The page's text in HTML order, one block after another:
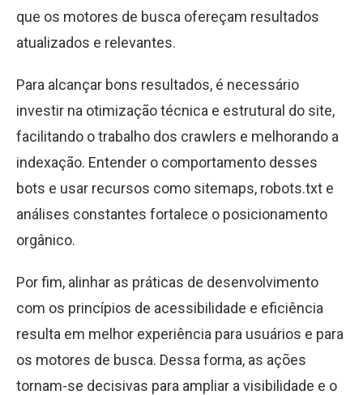
que os motores de busca ofereçam resultados
atualizados e relevantes.
Para alcançar bons resultados, é necessário
investir na otimização técnica e estrutural do site,
facilitando o trabalho dos crawlers e melhorando a
indexação. Entender o comportamento desses
bots e usar recursos como sitemaps, robots.txt e
análises constantes fortalece o posicionamento
orgânico.
Por fim, alinhar as práticas de desenvolvimento
com os princípios de acessibilidade e eficiência
resulta em melhor experiência para usuários e para
os motores de busca. Dessa forma, as ações
tornam-se decisivas para ampliar a visibilidade e o